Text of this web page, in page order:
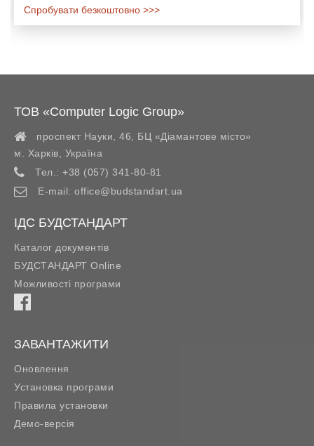
Спробувати безкоштовно >>>
ТОВ «Computer Logic Group»
проспект Науки, 46, БЦ «Діамантове місто»
м. Харків
Україна
Тел.: +38 (057) 341-80-81
E-mail: office@budstandart.ua
ІДС БУДСТАНДАРТ
Каталог документів
БУДСТАНДАРТ Online
Можливості програми
ЗАВАНТАЖИТИ
Оновлення
Установка програми
Правила установки
Демо-версія